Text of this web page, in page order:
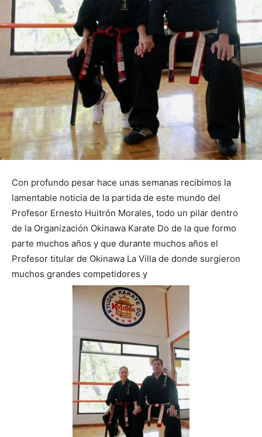
Con profundo pesar hace unas semanas recibimos la
lamentable noticia de la partida de este mundo del
Profesor Ernesto Huitrón Morales, todo un pilar dentro
de la Organización Okinawa Karate Do de la que formo
parte muchos años y que durante muchos años el
Profesor titular de Okinawa La Villa de donde surgieron
muchos grandes competidores y